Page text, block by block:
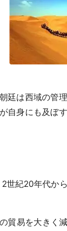
廷は西域の管
自身にも及ぼ
世紀20年代か
貿易を大きく